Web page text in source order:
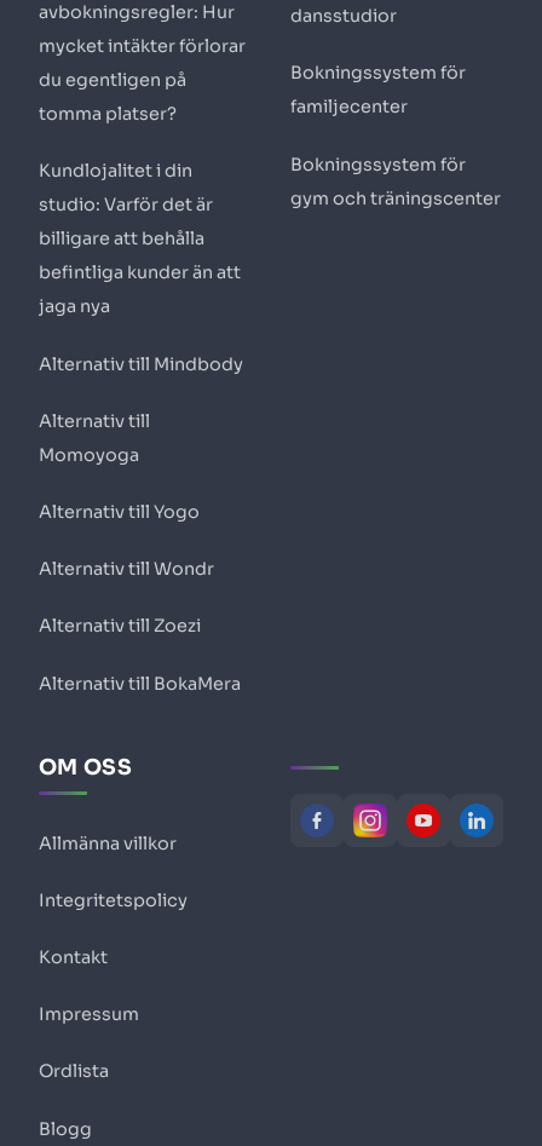
avbokningsregler: Hur
mycket intäkter förlorar
du egentligen på
tomma platser?
Kundlojalitet i din
studio: Varför det är
billigare att behålla
befintliga kunder än att
jaga nya
Alternativ till Mindbody
Alternativ till
Momoyoga
Alternativ till Yogo
Alternativ till Wondr
Alternativ till Zoezi
Alternativ till BokaMera
dansstudior
Bokningssystem för
familjecenter
Bokningssystem för
gym och träningscenter
OM OSS
Allmänna villkor
Integritetspolicy
Kontakt
Impressum
Ordlista
Blogg